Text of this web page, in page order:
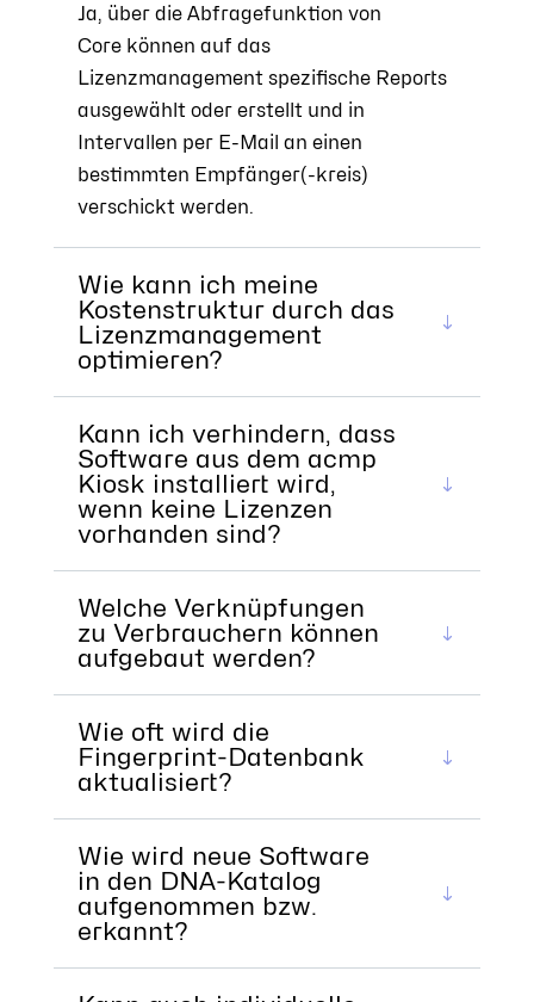
Ja, über die Abfragefunktion von
Corekönnen auf das
Lizenzmanagement spezifische Reports
ausgewählt oder erstellt und in
Intervallen per E-Mail an einen
bestimmten Empfänger(-kreis)
verschickt werden.
Wie kann ich meine
Kostenstruktur durch das
Lizenzmanagement
optimieren?
Kann ich verhindern, dass
Software aus dem acmp
Kiosk installiert wird,
wenn keine Lizenzen
vorhanden sind?
Welche Verknüpfungen
zu Verbrauchern können
aufgebaut werden?
Wie oft wird die
Fingerprint-Datenbank
aktualisiert?
Wie wird neue Software
in den DNA-Katalog
aufgenommen bzw.
erkannt?